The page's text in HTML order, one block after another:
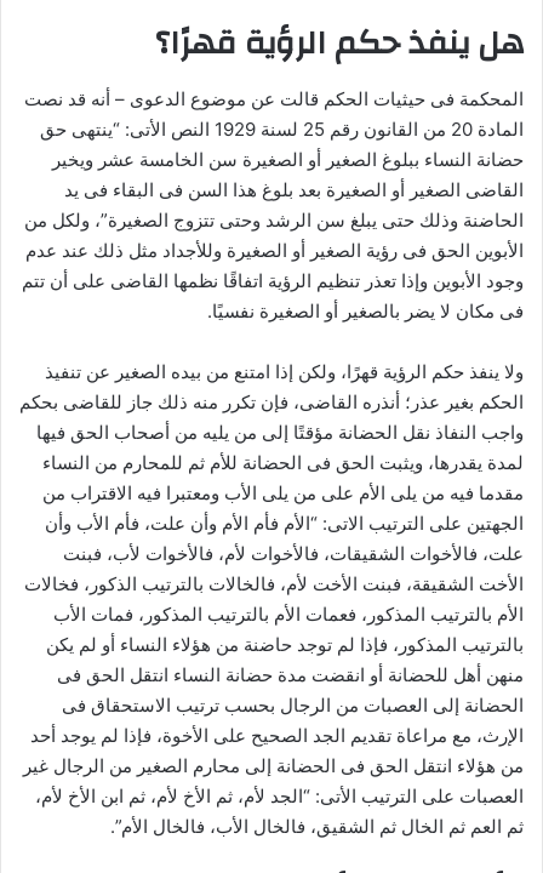
هل ينفذ حكم الرؤية قهرًا؟
المحكمة فى حيثيات الحكم قالت عن موضوع الدعوى – أنه قد نصت
المادة 20 من القانون رقم 25 لسنة 1929 النص الأتى: “ينتهى حق
حضانة النساء ببلوغ الصغير أو الصغيرة سن الخامسة عشر ويخير
القاضى الصغير أو الصغيرة بعد بلوغ هذا السن فى البقاء فى يد
الحاضنة وذلك حتى يبلغ سن الرشد وحتى تتزوج الصغيرة”، ولكل من
الأبوين الحق فى رؤية الصغير أو الصغيرة وللأجداد مثل ذلك عند عدم
وجود الأبوين وإذا تعذر تنظيم الرؤية اتفاقًا نظمها القاضى على أن تتم
فى مكان لا يضر بالصغير أو الصغيرة نفسيًا.
ولا ينفذ حكم الرؤية قهرًا، ولكن إذا امتنع من بيده الصغير عن تنفيذ
الحكم بغير عذر؛ أنذره القاضى، فإن تكرر منه ذلك جاز للقاضى بحكم
واجب النفاذ نقل الحضانة مؤقتًا إلى من يليه من أصحاب الحق فيها
لمدة يقدرها، ويثبت الحق فى الحضانة للأم ثم للمحارم من النساء
مقدما فيه من يلى الأم على من يلى الأب ومعتبرا فيه الاقتراب من
الجهتين على الترتيب الاتى: “الأم فأم الأم وأن علت، فأم الأب وأن
علت، فالأخوات الشقيقات، فالأخوات لأم، فالأخوات لأب، فبنت
الأخت الشقيقة، فبنت الأخت لأم، فالخالات بالترتيب الذكور، فخالات
الأم بالترتيب المذكور، فعمات الأم بالترتيب المذكور، فمات الأب
بالترتيب المذكور، فإذا لم توجد حاضنة من هؤلاء النساء أو لم يكن
منهن أهل للحضانة أو انقضت مدة حضانة النساء انتقل الحق فى
الحضانة إلى العصبات من الرجال بحسب ترتيب الاستحقاق فى
الإرث، مع مراعاة تقديم الجد الصحيح على الأخوة، فإذا لم يوجد أحد
من هؤلاء انتقل الحق فى الحضانة إلى محارم الصغير من الرجال غير
العصبات على الترتيب الأتى: “الجد لأم، ثم الأخ لأم، ثم ابن الأخ لأم،
ثم العم ثم الخال ثم الشقيق، فالخال الأب، فالخال الأم”.